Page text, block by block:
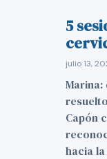
5
julio 13,
Capón
hacia